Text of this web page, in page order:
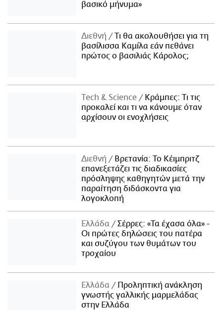
βασικό μήνυμα»
Διεθνή
Τι θα ακολουθήσει για τη
βασίλισσα Καμίλα εάν πεθάνει
πρώτος ο βασιλιάς Κάρολος;
Τech & Science
Κράμπες: Τι τις
προκαλεί και τι να κάνουμε όταν
αρχίσουν οι ενοχλήσεις
Διεθνή
Βρετανία: Το Κέιμπριτζ
επανεξετάζει τις διαδικασίες
πρόσληψης καθηγητών μετά την
παραίτηση διδάσκοντα για
λογοκλοπή
Ελλάδα
Σέρρες: «Τα έχασα όλα» -
Οι πρώτες δηλώσεις του πατέρα
και συζύγου των θυμάτων του
τροχαίου
Ελλάδα
Προληπτική ανάκληση
γνωστής γαλλικής μαρμελάδας
στην Ελλάδα